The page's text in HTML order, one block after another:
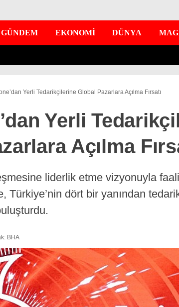
GÜNDEM EKONOMİ DÜNYA
Yerli Tedarikçilerine Global Pazarlara Açılma Fırsatı
Yerli
Açılma
liderlik etme vizyonuyla
Türkiye’nin dört bir yanından
BHA